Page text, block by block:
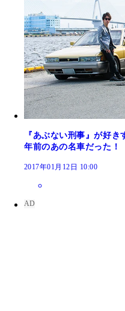
『あぶない刑事』が好
年前のあの名車だった！
2017年01月12日 10:00